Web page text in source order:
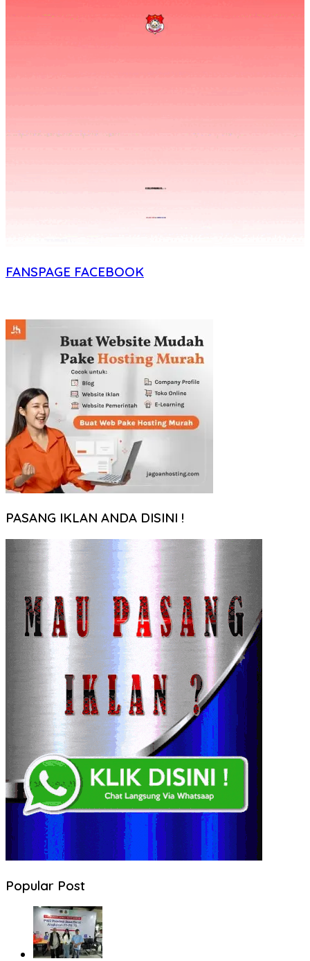
FANSPAGE FACEBOOK
PASANG IKLAN ANDA DISINI !
Popular Post